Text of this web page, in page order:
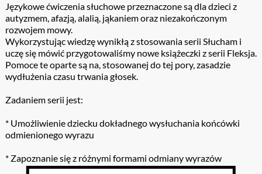
Językowe ćwiczenia słuchowe przeznaczone są dla dzieci z
autyzmem, afazją, alalią, jąkaniem oraz niezakończonym
rozwojem mowy.
Wykorzystując wiedzę wynikłą z stosowania serii Słucham i
uczę się mówić przygotowaliśmy nowe książeczki z serii Fleksja.
Pomoce te oparte są na, stosowanej do tej pory, zasadzie
wydłużenia czasu trwania głosek.
Zadaniem serii jest:
* Umożliwienie dziecku dokładnego wysłuchania końcówki
odmienionego wyrazu
* Zapoznanie się z różnymi formami odmiany wyrazów